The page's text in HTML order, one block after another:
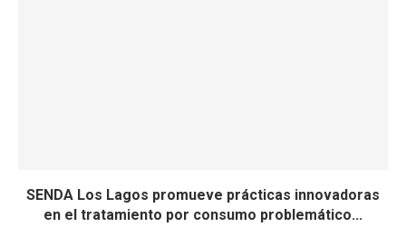
SENDA Los Lagos promueve prácticas innovadoras
en el tratamiento por consumo problemático...